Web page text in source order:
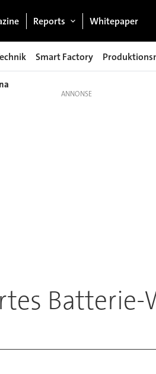
Reports Whitepaper
Smart Factory
Batterie-